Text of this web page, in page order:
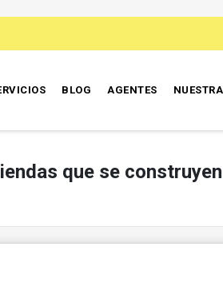
BLOG AGENTES
que se